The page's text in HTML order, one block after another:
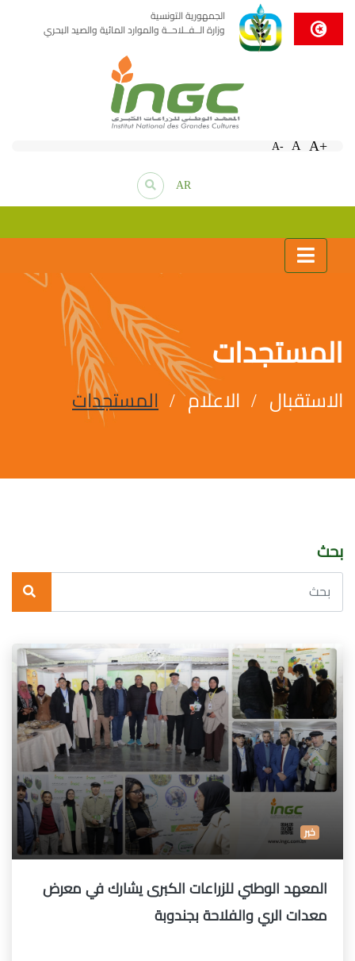
الجمهورية التونسية
وزارة الــفــلاحــة والموارد المائية والصيد البحري
A- A A+
AR
المستجدات
الاستقبال الاعلام المستجدات
بحث
خبر
المعهد الوطني للزراعات الكبرى يشارك في معرض
معدات الري والفلاحة بجندوبة